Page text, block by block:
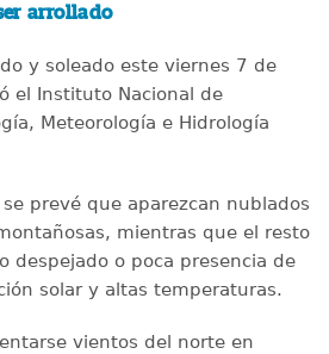
arrollado
y soleado este viernes 7 de
el Instituto Nacional de
Meteorología e Hidrología
se prevé que aparezcan nublados
mientras que el resto
despejado o poca presencia de
solar y altas temperaturas.
vientos del norte en